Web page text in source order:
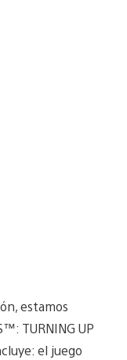
estamos
TURNING UP
el juego